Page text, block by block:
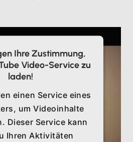
Ihre Zustimmung,
Video-Service zu
laden!
einen Service eines
um Videoinhalte
Dieser Service kann
Ihren Aktivitäten